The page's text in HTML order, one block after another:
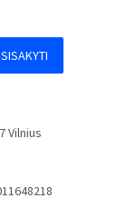
Vilnius